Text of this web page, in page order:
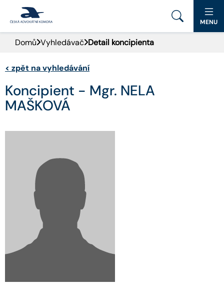
PORTÁL ČAK
DOMŮ
AKTUALITY
ADVOKÁTNÍ DENÍK
KONTAKT
MENU
Domů Vyhledávač Detail koncipienta
< zpět na vyhledávání
Koncipient - Mgr. NELA
MAŠKOVÁ